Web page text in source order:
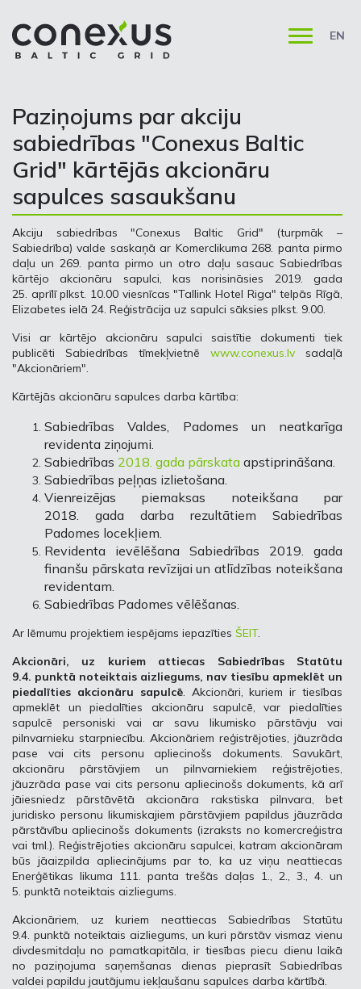
EN
Paziņojums par akciju
sabiedrības "Conexus Baltic
Grid" kārtējās akcionāru
sapulces sasaukšanu
Akciju sabiedrības "Conexus Baltic Grid" (turpmāk –
Sabiedrība) valde saskaņā ar Komerclikuma 268. panta pirmo
daļu un 269. panta pirmo un otro daļu sasauc Sabiedrības
kārtējo akcionāru sapulci, kas norisināsies 2019. gada
25. aprīlī plkst. 10.00 viesnīcas "Tallink Hotel Riga" telpās Rīgā,
Elizabetes ielā 24. Reģistrācija uz sapulci sāksies plkst. 9.00.
Visi ar kārtējo akcionāru sapulci saistītie dokumenti tiek
publicēti Sabiedrības tīmekļvietnē www.conexus.lv sadaļā
"Akcionāriem".
Kārtējās akcionāru sapulces darba kārtība:
Sabiedrības Valdes, Padomes un neatkarīga
revidenta ziņojumi.
Sabiedrības 2018. gada pārskata apstiprināšana.
Sabiedrības peļņas izlietošana.
Vienreizējas piemaksas noteikšana par
2018. gada darba rezultātiem Sabiedrības
Padomes locekļiem.
Revidenta ievēlēšana Sabiedrības 2019. gada
finanšu pārskata revīzijai un atlīdzības noteikšana
revidentam.
Sabiedrības Padomes vēlēšanas.
Ar lēmumu projektiem iespējams iepazīties ŠEIT.
Akcionāri, uz kuriem attiecas Sabiedrības Statūtu
9.4. punktā noteiktais aizliegums, nav tiesību apmeklēt un
piedalīties akcionāru sapulcē. Akcionāri, kuriem ir tiesības
apmeklēt un piedalīties akcionāru sapulcē, var piedalīties
sapulcē personiski vai ar savu likumisko pārstāvju vai
pilnvarnieku starpniecību. Akcionāriem reģistrējoties, jāuzrāda
pase vai cits personu apliecinošs dokuments. Savukārt,
akcionāru pārstāvjiem un pilnvarniekiem reģistrējoties,
jāuzrāda pase vai cits personu apliecinošs dokuments, kā arī
jāiesniedz pārstāvētā akcionāra rakstiska pilnvara, bet
juridisko personu likumiskajiem pārstāvjiem papildus jāuzrāda
pārstāvību apliecinošs dokuments (izraksts no komercreģistra
vai tml.). Reģistrējoties akcionāru sapulcei, katram akcionāram
būs jāaizpilda apliecinājums par to, ka uz viņu neattiecas
Enerģētikas likuma 111. panta trešās daļas 1., 2., 3., 4. un
5. punktā noteiktais aizliegums.
Akcionāriem, uz kuriem neattiecas Sabiedrības Statūtu
9.4. punktā noteiktais aizliegums, un kuri pārstāv vismaz vienu
divdesmitdaļu no pamatkapitāla, ir tiesības piecu dienu laikā
no paziņojuma saņemšanas dienas pieprasīt Sabiedrības
valdei papildu jautājumu iekļaušanu sapulces darba kārtībā.